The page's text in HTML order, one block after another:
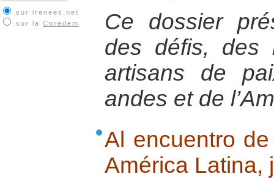
sur irenees.net
sur la Coredem
Ce dossier
des défis, des
artisans de
andes et de
Al encuentro
América Latina,